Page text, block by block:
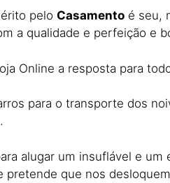
pelo Casamento é seu,
a qualidade e perfeição e
Online a resposta para
para o transporte dos
alugar um insuflável e
pretende que nos